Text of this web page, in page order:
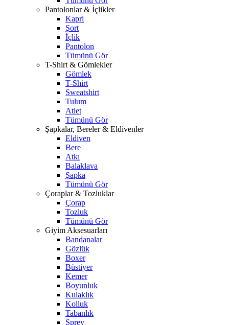
Pantolonlar & İçlikler
Kapri
Şort
İçlik
Pantolon
Tümünü Gör
T-Shirt & Gömlekler
Gömlek
T-Shirt
Sweatshirt
Tulum
Atlet
Tümünü Gör
Şapkalar, Bereler & Eldivenler
Eldiven
Bere
Atkı
Balaklava
Şapka
Tümünü Gör
Çoraplar & Tozluklar
Çorap
Tozluk
Tümünü Gör
Giyim Aksesuarları
Bandanalar
Gözlük
Boxer
Büstiyer
Kemer
Boyunluk
Kulaklık
Kolluk
Tabanlık
Sprey